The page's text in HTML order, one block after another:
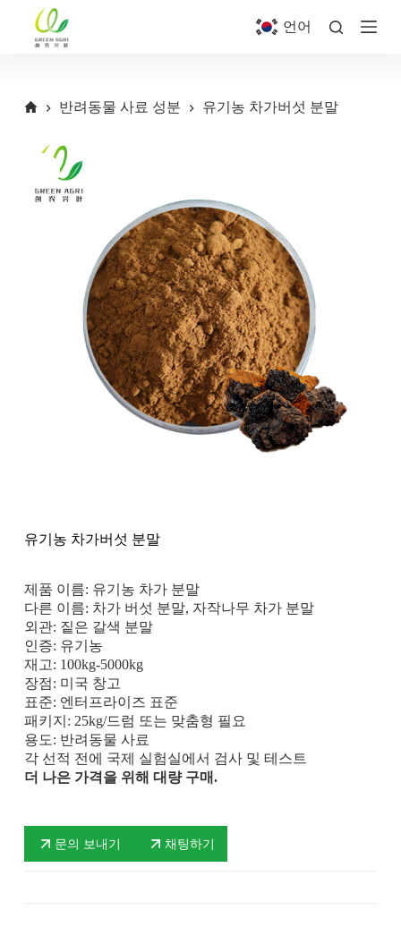
언어
반려동물 사료 성분 유기농 차가버섯 분말
유기농 차가버섯 분말
제품 이름: 유기농 차가 분말
다른 이름: 차가 버섯 분말, 자작나무 차가 분말
외관: 짙은 갈색 분말
인증: 유기농
재고: 100kg-5000kg
장점: 미국 창고
표준: 엔터프라이즈 표준
패키지: 25kg/드럼 또는 맞춤형 필요
용도: 반려동물 사료
각 선적 전에 국제 실험실에서 검사 및 테스트
더 나은 가격을 위해 대량 구매.
문의 보내기 채팅하기